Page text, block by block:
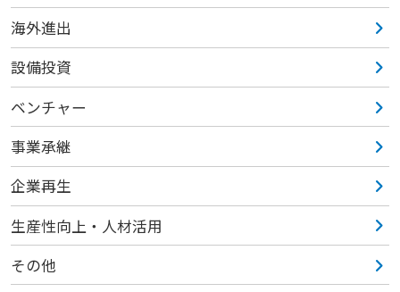
海外進出
設備投資
ベンチャー
事業承継
企業再生
生産性向上・人材活用
その他